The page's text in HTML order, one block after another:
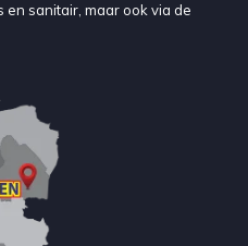
sanitair, maar ook via de